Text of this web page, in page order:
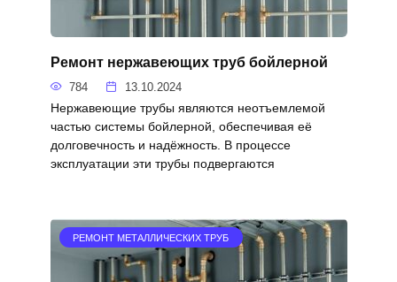
Ремонт нержавеющих труб бойлерной
784 13.10.2024
Нержавеющие трубы являются неотъемлемой
частью системы бойлерной, обеспечивая её
долговечность и надёжность. В процессе
эксплуатации эти трубы подвергаются
РЕМОНТ МЕТАЛЛИЧЕСКИХ ТРУБ